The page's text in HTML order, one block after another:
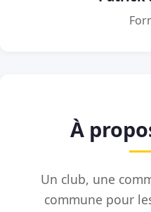
À
Un club, une
commune pour